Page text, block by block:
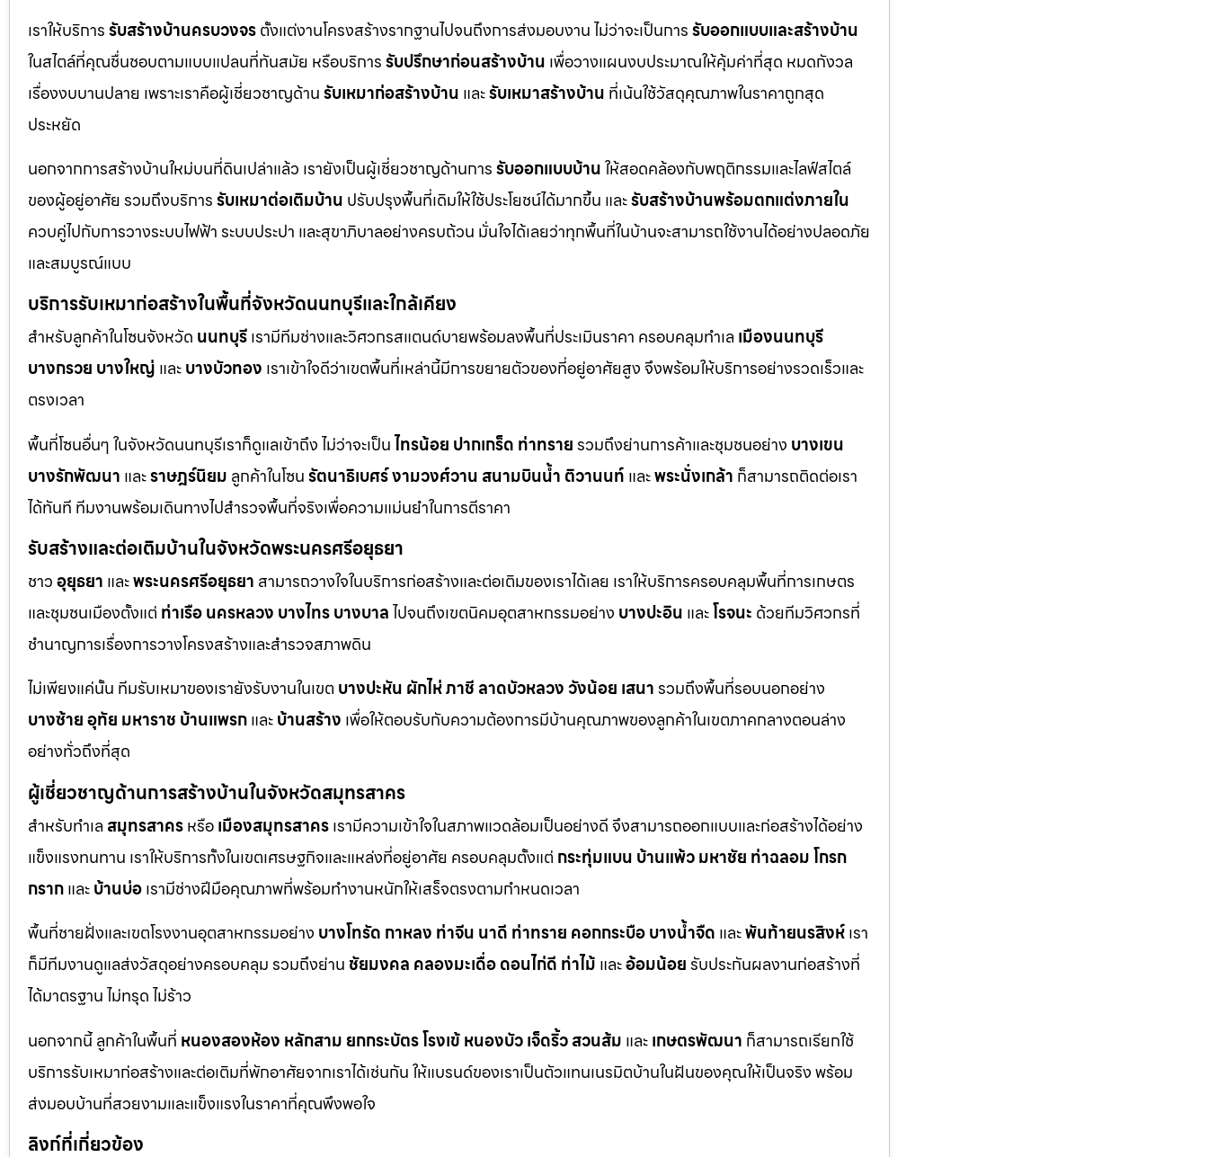
เราให้บริการรับสร้างบ้านครบวงจรตั้งแต่งานโครงสร้างรากฐานไปจนถึงการส่งมอบงาน ไม่ว่าจะเป็นการรับออกแบบและสร้างบ้าน
ในสไตล์ที่คุณชื่นชอบตามแบบแปลนที่ทันสมัย หรือบริการรับปรึกษาก่อนสร้างบ้าน เพื่อวางแผนงบประมาณให้คุ้มค่าที่สุด หมดกังวล
เรื่องงบบานปลาย เพราะเราคือผู้เชี่ยวชาญด้านรับเหมาก่อสร้างบ้าน และรับเหมาสร้างบ้าน ที่เน้นใช้วัสดุคุณภาพในราคาถูกสุด
ประหยัด
นอกจากการสร้างบ้านใหม่บนที่ดินเปล่าแล้ว เรายังเป็นผู้เชี่ยวชาญด้านการรับออกแบบบ้านให้สอดคล้องกับพฤติกรรมและไลฟ์สไตล์
ของผู้อยู่อาศัย รวมถึงบริการรับเหมาต่อเติมบ้าน ปรับปรุงพื้นที่เดิมให้ใช้ประโยชน์ได้มากขึ้น และรับสร้างบ้านพร้อมตกแต่งภายใน
ควบคู่ไปกับการวางระบบไฟฟ้า ระบบประปา และสุขาภิบาลอย่างครบถ้วน มั่นใจได้เลยว่าทุกพื้นที่ในบ้านจะสามารถใช้งานได้อย่างปลอดภัย
และสมบูรณ์แบบ
บริการรับเหมาก่อสร้างในพื้นที่จังหวัดนนทบุรีและใกล้เคียง
สำหรับลูกค้าในโซนจังหวัด นนทบุรีเรามีทีมช่างและวิศวกรสแตนด์บายพร้อมลงพื้นที่ประเมินราคา ครอบคลุมทำเล เมืองนนทบุรี
บางกรวย บางใหญ่ และบางบัวทอง เราเข้าใจดีว่าเขตพื้นที่เหล่านี้มีการขยายตัวของที่อยู่อาศัยสูง จึงพร้อมให้บริการอย่างรวดเร็วและ
ตรงเวลา
พื้นที่โซนอื่นๆ ในจังหวัดนนทบุรีเราก็ดูแลเข้าถึง ไม่ว่าจะเป็นไทรน้อย ปากเกร็ด ท่าทรายรวมถึงย่านการค้าและชุมชนอย่าง บางเขน
บางรักพัฒนา และราษฎร์นิยม ลูกค้าในโซนรัตนาธิเบศร์งามวงศ์วาน สนามบินน้ำ ติวานนท์ และพระนั่งเกล้า ก็สามารถติดต่อเรา
ได้ทันที ทีมงานพร้อมเดินทางไปสำรวจพื้นที่จริงเพื่อความแม่นยำในการตีราคา
รับสร้างและต่อเติมบ้านในจังหวัดพระนครศรีอยุธยา
ชาวอุยุธยา และพระนครศรีอยุธยา สามารถวางใจในบริการก่อสร้างและต่อเติมของเราได้เลย เราให้บริการครอบคลุมพื้นที่การเกษตร
และชุมชนเมืองตั้งแต่ ท่าเรือนครหลวง บางไทรบางบาลไปจนถึงเขตนิคมอุตสาหกรรมอย่าง บางปะอิน และโรจนะ ด้วยทีมวิศวกรที่
ชำนาญการเรื่องการวางโครงสร้างและสำรวจสภาพดิน
ไม่เพียงแค่นั้น ทีมรับเหมาของเรายังรับงานในเขต บางปะหัน ผักไห่ภาชี ลาดบัวหลวงวังน้อย เสนารวมถึงพื้นที่รอบนอกอย่าง
บางซ้ายอุทัย มหาราช บ้านแพรกและบ้านสร้าง เพื่อให้ตอบรับกับความต้องการมีบ้านคุณภาพของลูกค้าในเขตภาคกลางตอนล่าง
อย่างทั่วถึงที่สุด
ผู้เชี่ยวชาญด้านการสร้างบ้านในจังหวัดสมุทรสาคร
สำหรับทำเล สมุทรสาครหรือเมืองสมุทรสาครเรามีความเข้าใจในสภาพแวดล้อมเป็นอย่างดี จึงสามารถออกแบบและก่อสร้างได้อย่าง
แข็งแรงทนทาน เราให้บริการทั้งในเขตเศรษฐกิจและแหล่งที่อยู่อาศัย ครอบคลุมตั้งแต่ กระทุ่มแบน บ้านแพ้วมหาชัย ท่าฉลอมโกรก
กรากและบ้านบ่อเรามีช่างฝีมือคุณภาพที่พร้อมทำงานหนักให้เสร็จตรงตามกำหนดเวลา
พื้นที่ชายฝั่งและเขตโรงงานอุตสาหกรรมอย่าง บางโทรัด กาหลง ท่าจีน นาดี ท่าทราย คอกกระบือบางน้ำจืด และพันท้ายนรสิงห์เรา
ก็มีทีมงานดูแลส่งวัสดุอย่างครอบคลุม รวมถึงย่าน ชัยมงคล คลองมะเดื่อดอนไก่ดี ท่าไม้ และอ้อมน้อยรับประกันผลงานก่อสร้างที่
ได้มาตรฐาน ไม่ทรุด ไม่ร้าว
นอกจากนี้ ลูกค้าในพื้นที่ หนองสองห้อง หลักสาม ยกกระบัตรโรงเข้หนองบัวเจ็ดริ้วสวนส้ม และเกษตรพัฒนา ก็สามารถเรียกใช้
บริการรับเหมาก่อสร้างและต่อเติมที่พักอาศัยจากเราได้เช่นกัน ให้แบรนด์ของเราเป็นตัวแทนเนรมิตบ้านในฝันของคุณให้เป็นจริง พร้อม
ส่งมอบบ้านที่สวยงามและแข็งแรงในราคาที่คุณพึงพอใจ
ลิงก์ที่เกี่ยวข้อง